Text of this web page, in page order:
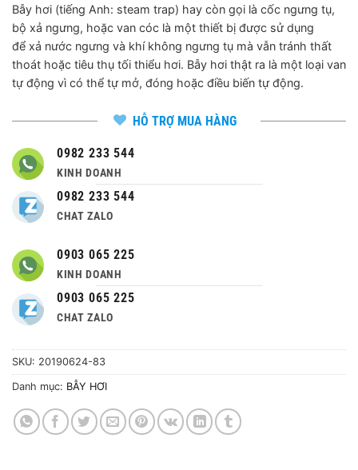
Bẫy hơi (tiếng Anh: steam trap) hay còn gọi là cốc ngưng tụ,
bộ xả ngưng, hoặc van cóc là một thiết bị được sử dụng
để xả nước ngưng và khí không ngưng tụ mà vẫn tránh thất
thoát hoặc tiêu thụ tối thiểu hơi. Bẫy hơi thật ra là một loại van
tự động vì có thể tự mở, đóng hoặc điều biến tự động.
HỖ TRỢ MUA HÀNG
0982 233 544
KINH DOANH
0982 233 544
CHAT ZALO
0903 065 225
KINH DOANH
0903 065 225
CHAT ZALO
SKU: 20190624-83
Danh mục: BẪY HƠI